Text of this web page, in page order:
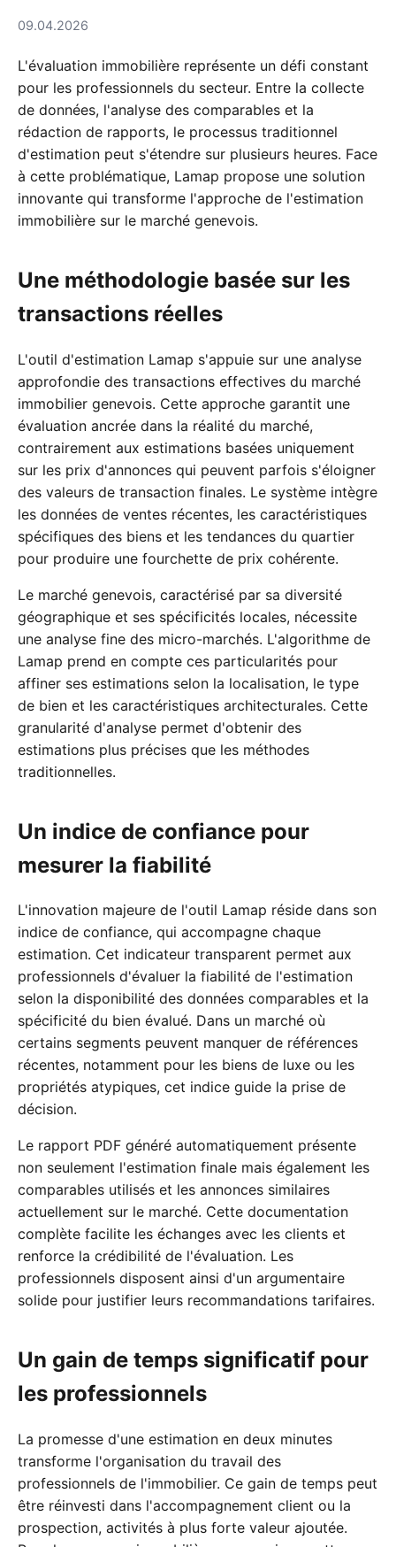
09.04.2026
L'évaluation immobilière représente un défi constant
pour les professionnels du secteur. Entre la collecte
de données, l'analyse des comparables et la
rédaction de rapports, le processus traditionnel
d'estimation peut s'étendre sur plusieurs heures. Face
à cette problématique, Lamap propose une solution
innovante qui transforme l'approche de l'estimation
immobilière sur le marché genevois.
Une méthodologie basée sur les
transactions réelles
L'outil d'estimation Lamap s'appuie sur une analyse
approfondie des transactions effectives du marché
immobilier genevois. Cette approche garantit une
évaluation ancrée dans la réalité du marché,
contrairement aux estimations basées uniquement
sur les prix d'annonces qui peuvent parfois s'éloigner
des valeurs de transaction finales. Le système intègre
les données de ventes récentes, les caractéristiques
spécifiques des biens et les tendances du quartier
pour produire une fourchette de prix cohérente.
Le marché genevois, caractérisé par sa diversité
géographique et ses spécificités locales, nécessite
une analyse fine des micro-marchés. L'algorithme de
Lamap prend en compte ces particularités pour
affiner ses estimations selon la localisation, le type
de bien et les caractéristiques architecturales. Cette
granularité d'analyse permet d'obtenir des
estimations plus précises que les méthodes
traditionnelles.
Un indice de confiance pour
mesurer la fiabilité
L'innovation majeure de l'outil Lamap réside dans son
indice de confiance, qui accompagne chaque
estimation. Cet indicateur transparent permet aux
professionnels d'évaluer la fiabilité de l'estimation
selon la disponibilité des données comparables et la
spécificité du bien évalué. Dans un marché où
certains segments peuvent manquer de références
récentes, notamment pour les biens de luxe ou les
propriétés atypiques, cet indice guide la prise de
décision.
Le rapport PDF généré automatiquement présente
non seulement l'estimation finale mais également les
comparables utilisés et les annonces similaires
actuellement sur le marché. Cette documentation
complète facilite les échanges avec les clients et
renforce la crédibilité de l'évaluation. Les
professionnels disposent ainsi d'un argumentaire
solide pour justifier leurs recommandations tarifaires.
Un gain de temps significatif pour
les professionnels
La promesse d'une estimation en deux minutes
transforme l'organisation du travail des
professionnels de l'immobilier. Ce gain de temps peut
être réinvesti dans l'accompagnement client ou la
prospection, activités à plus forte valeur ajoutée.